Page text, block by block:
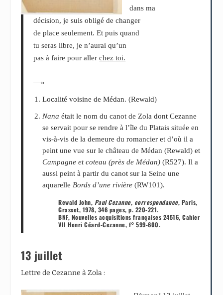
dans ma
décision, je suis obligé de changer
de place seulement. Et puis quand
tu seras libre, je n’aurai qu’un
pas à faire pour allerchez toi.
—»
Localité voisine de Médan. (Rewald)
Nana était le nom du canot de Zola dont Cezanne
se servait pour se rendre à l’île du Platais située en
vis-à-vis de la demeure du romancier et d’où il a
peint une vue sur le château de Médan (Rewald) et
Campagne et coteau (près de Médan)(R527). Il a
aussi peint à partir du canot sur la Seine une
aquarelle Bords d’une rivière (RW101).
Rewald John, Paul Cezanne, correspondance, Paris,
Grasset, 1978, 346 pages, p. 220-221.
BNF, Nouvelles acquisitions françaises 24516, Cahier
VII Henri Céard-Cezanne, f° 599-600.
13 juillet
Lettre de Cezanne à Zola :